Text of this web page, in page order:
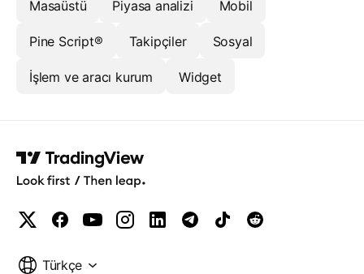
Masaüstü Piyasa analizi Mobil
Pine Script® Takipçiler Sosyal
İşlem ve aracı kurum Widget
Türkçe